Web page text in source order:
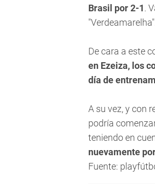
Brasil por 2-1.
De cara a este
en Ezeiza, los
día de
A su vez, y con
podría
teniendo en
nuevamente
Fuente: